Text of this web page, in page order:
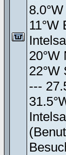
11°W
20°W
22°W
---